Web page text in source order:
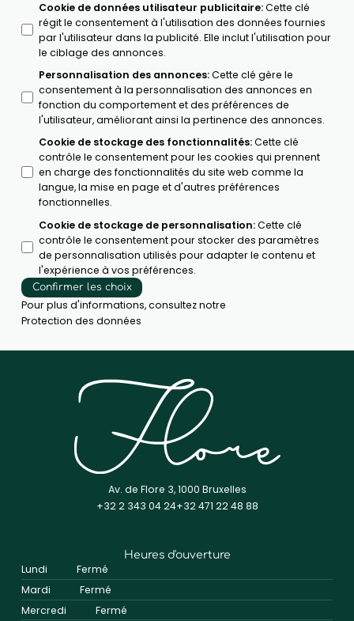
Cookie de données utilisateur publicitaire:Cette clé
régit le consentement à l'utilisation des données fournies
par l'utilisateur dans la publicité. Elle inclut l'utilisation pour
le ciblage des annonces.
Personnalisation des annonces:Cette clé gère le
consentement à la personnalisation des annonces en
fonction du comportement et des préférences de
l'utilisateur, améliorant ainsi la pertinence des annonces.
Cookie de stockage des fonctionnalités:Cette clé
contrôle le consentement pour les cookies qui prennent
en charge des fonctionnalités du site web comme la
langue, la mise en page et d'autres préférences
fonctionnelles.
Cookie de stockage de personnalisation:Cette clé
contrôle le consentement pour stocker des paramètres
de personnalisation utilisés pour adapter le contenu et
l'expérience à vos préférences.
Confirmer les choix
Pour plus d'informations, consultez notre
Protection des données
Av. de Flore 3, 1000 Bruxelles
+32 2 343 04 24+32 471 22 48 88
Heures d'ouverture
Lundi
Fermé
Mardi
Fermé
Mercredi
Fermé